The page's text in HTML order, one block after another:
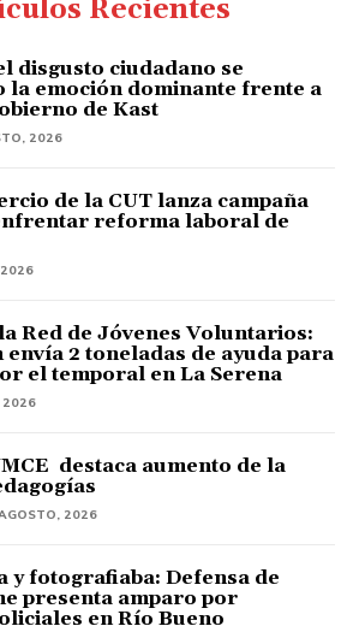
Recientes
disgusto ciudadano se
la emoción dominante frente a
de Kast
2026
de la CUT lanza campaña
reforma laboral de
Red de Jóvenes Voluntarios:
envía 2 toneladas de ayuda para
el temporal en La Serena
2026
destaca aumento de la
2026
y fotografiaba: Defensa de
presenta amparo por
en Río Bueno